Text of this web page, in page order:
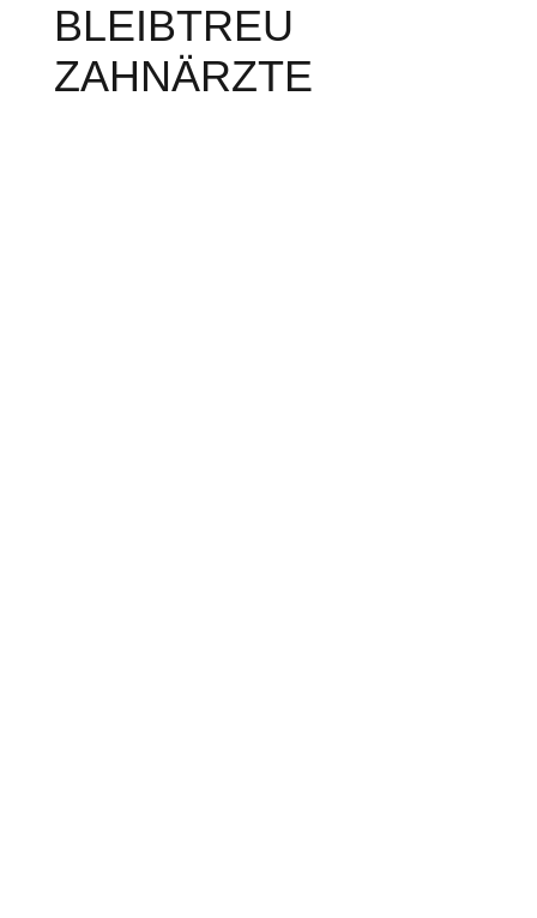
BLEIBTREU
ZAHNÄRZTE